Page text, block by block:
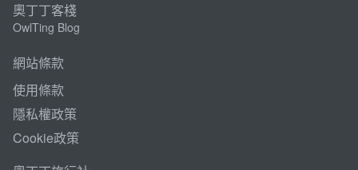
奧丁丁客棧
OwlTing Blog
網站條款
使用條款
隱私權政策
Cookie政策